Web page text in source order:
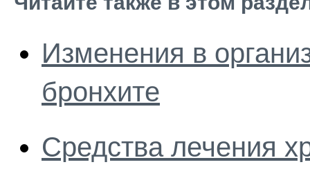
Изменения в
бронхите
Средства лечения